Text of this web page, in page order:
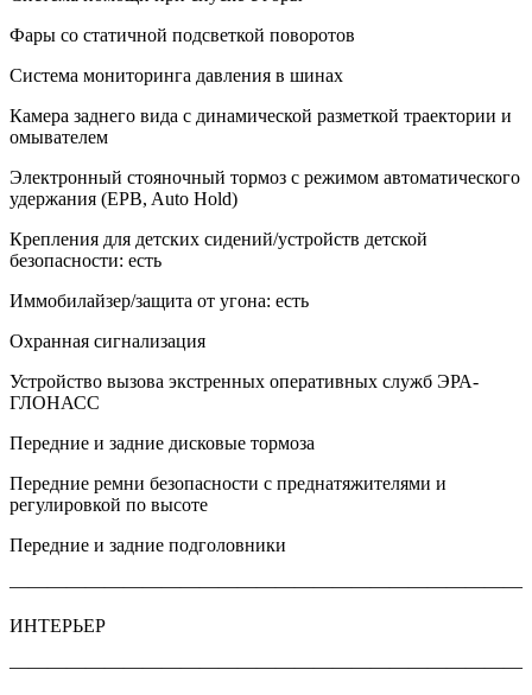
Фары со статичной подсветкой поворотов
Система мониторинга давления в шинах
Камера заднего вида с динамической разметкой траектории и
омывателем
Электронный стояночный тормоз с режимом автоматического
удержания (EPB, Auto Hold)
Крепления для детских сидений/устройств детской
безопасности: есть
Иммобилайзер/защита от угона: есть
Охранная сигнализация
Устройство вызова экстренных оперативных служб ЭРА-
ГЛОНАСС
Передние и задние дисковые тормоза
Передние ремни безопасности с преднатяжителями и
регулировкой по высоте
Передние и задние подголовники
———————————————————————————
ИНТЕРЬЕР
———————————————————————————